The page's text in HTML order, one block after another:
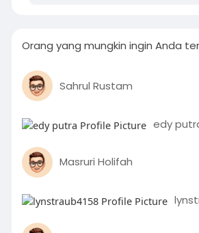
Orang yang mungkin ingin Anda
Sahrul Rustam
edy
Masruri Holifah